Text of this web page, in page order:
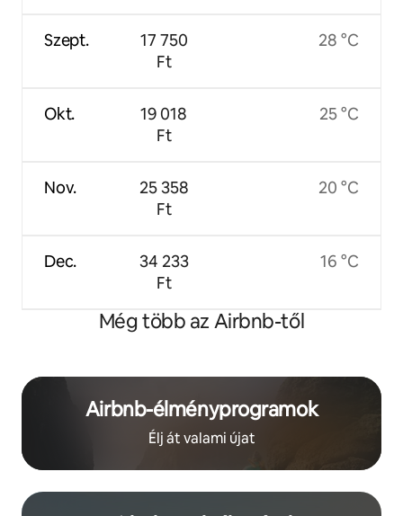
Szept.
Okt.
Nov.
Dec.
17 750
Ft
19 018
Ft
25 358
Ft
34 233
Ft
28 °C
25 °C
20 °C
16 °C
Még több az Airbnb-től
Airbnb-élményprogramok
Élj át valami újat